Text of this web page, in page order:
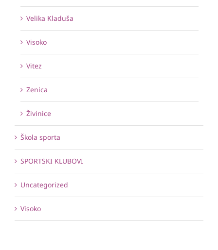
Velika Kladuša
Visoko
Vitez
Zenica
Živinice
Škola sporta
SPORTSKI KLUBOVI
Uncategorized
Visoko